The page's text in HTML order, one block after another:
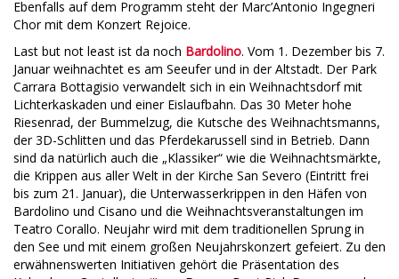
Ebenfalls auf dem Programm steht der Marc’Antonio Ingegneri
Chor mit dem Konzert Rejoice.
Last but not least ist da noch Bardolino. Vom 1. Dezember bis 7.
Januar weihnachtet es am Seeufer und in der Altstadt. Der Park
Carrara Bottagisio verwandelt sich in ein Weihnachtsdorf mit
Lichterkaskaden und einer Eislaufbahn. Das 30 Meter hohe
Riesenrad, der Bummelzug, die Kutsche des Weihnachtsmanns,
der 3D-Schlitten und das Pferdekarussell sind in Betrieb. Dann
sind da natürlich auch die „Klassiker“ wie die Weihnachtsmärkte,
die Krippen aus aller Welt in der Kirche San Severo (Eintritt frei
bis zum 21. Januar), die Unterwasserkrippen in den Häfen von
Bardolino und Cisano und die Weihnachtsveranstaltungen im
Teatro Corallo. Neujahr wird mit dem traditionellen Sprung in
den See und mit einem großen Neujahrskonzert gefeiert. Zu den
erwähnenswerten Initiativen gehört die Präsentation des